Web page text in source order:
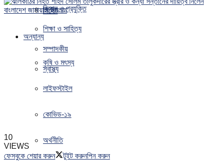
বিজ্ঞান ও প্রযুক্তি
শিক্ষা ও সাহিত্য
সম্পাদকীয়
স্বাস্থ্য
সিলেট
অন্যান্য
কৃষি ও মৎস্য
লাইফস্টাইল
কোভিড-১৯
অর্থনীতি
10
VIEWS
ফেসবুকে শেয়ার করুন
টুইট করুনপিন করুন